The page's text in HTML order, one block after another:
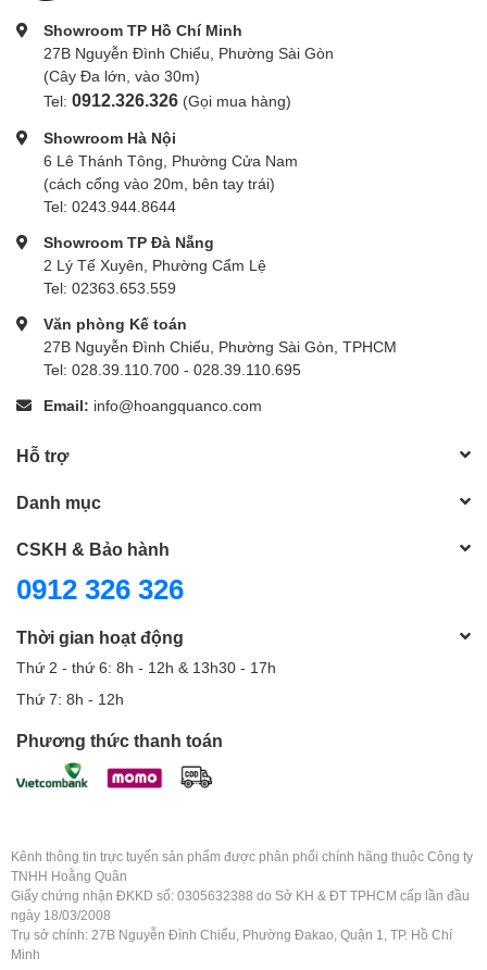
Showroom TP Hồ Chí Minh
27B Nguyễn Đình Chiểu, Phường Sài Gòn
(Cây Đa lớn, vào 30m)
Tel: 0912.326.326 (Gọi mua hàng)
Showroom Hà Nội
6 Lê Thánh Tông, Phường Cửa Nam
(cách cổng vào 20m, bên tay trái)
Tel: 0243.944.8644
Showroom TP Đà Nẵng
2 Lý Tế Xuyên, Phường Cẩm Lệ
Tel: 02363.653.559
Văn phòng Kế toán
27B Nguyễn Đình Chiểu, Phường Sài Gòn, TPHCM
Tel: 028.39.110.700 - 028.39.110.695
Email: info@hoangquanco.com
Hỗ trợ
Danh mục
CSKH & Bảo hành
0912 326 326
Thời gian hoạt động
Thứ 2 - thứ 6: 8h - 12h & 13h30 - 17h
Thứ 7: 8h - 12h
Phương thức thanh toán
Kênh thông tin trực tuyến sản phẩm được phân phối chính hãng thuộc Công ty
TNHH Hoằng Quân
Giấy chứng nhận ĐKKD số: 0305632388 do Sở KH & ĐT TPHCM cấp lần đầu
ngày 18/03/2008
Trụ sở chính: 27B Nguyễn Đình Chiểu, Phường Đakao, Quận 1, TP. Hồ Chí
Minh